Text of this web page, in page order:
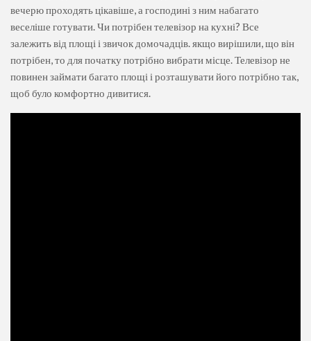
вечерю проходять цікавіше, а господині з ним набагато
веселіше готувати. Чи потрібен телевізор на кухні? Все
залежить від площі і звичок домочадців. якщо вирішили, що він
потрібен, то для початку потрібно вибрати місце. Телевізор не
повинен займати багато площі і розташувати його потрібно так,
щоб було комфортно дивитися.